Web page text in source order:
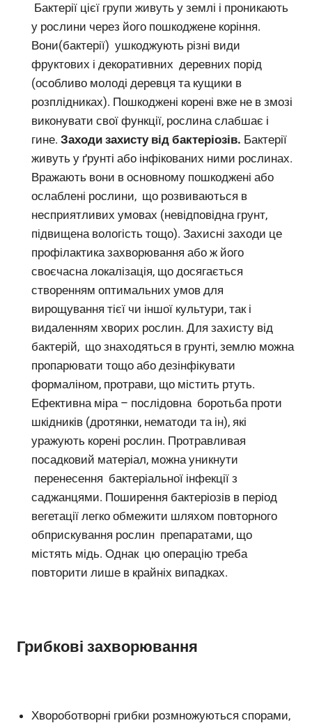
Бактерії цієї групи живуть у землі і проникають
у рослини через його пошкоджене коріння.
Вони(бактерії) ушкоджують різні види
фруктових і декоративних деревних порід
(особливо молоді деревця та кущики в
розплідниках). Пошкоджені корені вже не в змозі
виконувати свої функції, рослина слабшає і
гине.Заходи захисту від бактеріозів. Бактерії
живуть у ґрунті або інфікованих ними рослинах.
Вражають вони в основному пошкоджені або
ослаблені рослини, що розвиваються в
несприятливих умовах (невідповідна грунт,
підвищена вологість тощо). Захисні заходи це
профілактика захворювання або ж його
своєчасна локалізація, що досягається
створенням оптимальних умов для
вирощування тієї чи іншої культури, так і
видаленням хворих рослин. Для захисту від
бактерій, що знаходяться в грунті, землю можна
пропарювати тощо або дезінфікувати
формаліном, протрави, що містить ртуть.
Ефективна міра – послідовна боротьба проти
шкідників (дротянки, нематоди та ін), які
уражують корені рослин. Протравливая
посадковий матеріал, можна уникнути
перенесення бактеріальної інфекції з
саджанцями. Поширення бактеріозів в період
вегетації легко обмежити шляхом повторного
обприскування рослин препаратами, що
містять мідь. Однак цю операцію треба
повторити лише в крайніх випадках.
Грибкові захворювання
Хвороботворні грибки розмножуються спорами,